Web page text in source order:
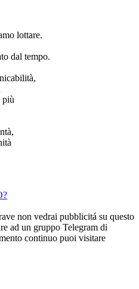
lottare.
dal tempo.
più
non vedrai pubblicitá su questo
ad un gruppo Telegram di
continuo puoi visitare